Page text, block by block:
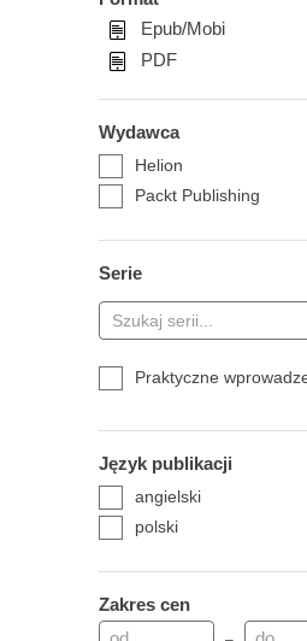
Epub/Mobi
PDF
Wydawca
Helion
Packt Publishing
Serie
Praktyczne
Język publikacji
angielski
polski
Zakres cen